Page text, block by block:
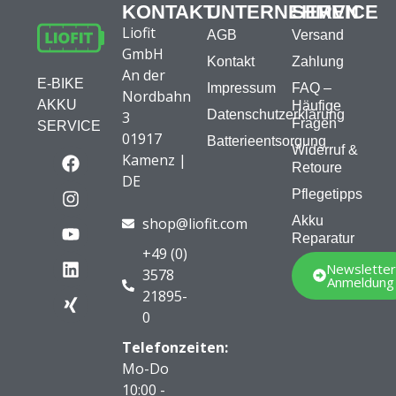
E-BIKE
AKKU
SERVICE
KONTAKT
Liofit
GmbH
An der
Nordbahn
3
01917
Kamenz |
DE
shop@liofit.com
+49 (0)
3578
21895-
0
Telefonzeiten:
Mo-Do
10:00 -
UNTERNEHMEN
AGB
Kontakt
Impressum
Datenschutzerklärung
Batterieentsorgung
SERVICE
Versand
Zahlung
FAQ –
Häufige
Fragen
Widerruf &
Retoure
Pflegetipps
Akku
Reparatur
Newsletter
Anmeldung